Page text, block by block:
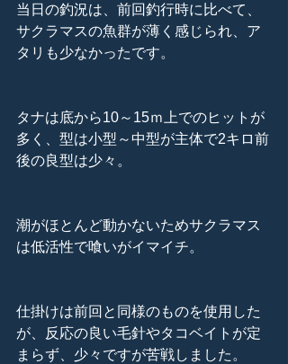
当日の釣況は、前回釣行時に比べて、
サクラマスの魚群が薄く感じられ、ア
タリも少なかったです。
タナは底から10～15ｍ上でのヒットが
多く、型は小型～中型が主体で2キロ前
後の良型は少々。
潮がほとんど動かないためサクラマス
は低活性で喰いがイマイチ。
仕掛けは前回と同様のものを使用した
が、反応の良い毛針やタコベイトが定
まらず、少々ですが苦戦しました。